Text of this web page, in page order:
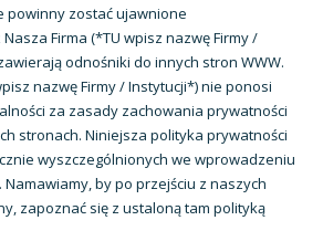
powinny zostać ujawnione
Firma (*TU wpisz nazwę Firmy /
odnośniki do innych stron WWW.
nazwę Firmy / Instytucji*) nie ponosi
za zasady zachowania prywatności
stronach. Niniejsza polityka prywatności
wyszczególnionych we wprowadzeniu
Namawiamy, by po przejściu z naszych
zapoznać się z ustaloną tam polityką